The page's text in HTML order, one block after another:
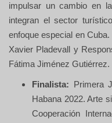
impulsar un cambio en
integran el sector
enfoque especial en Cuba.
Xavier Pladevall y
Fátima Jiménez Gutiérrez.
Finalista:
Primera
Habana 2022. Arte
Cooperación